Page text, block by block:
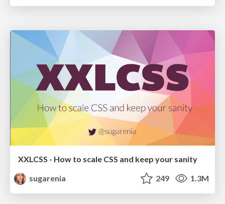
XXLCSS - How to scale CSS and keep your sanity
sugarenia
249 1.3M